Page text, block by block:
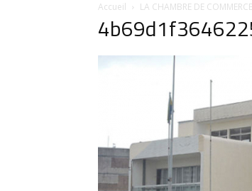
Accueil LA CHAMBRE DE